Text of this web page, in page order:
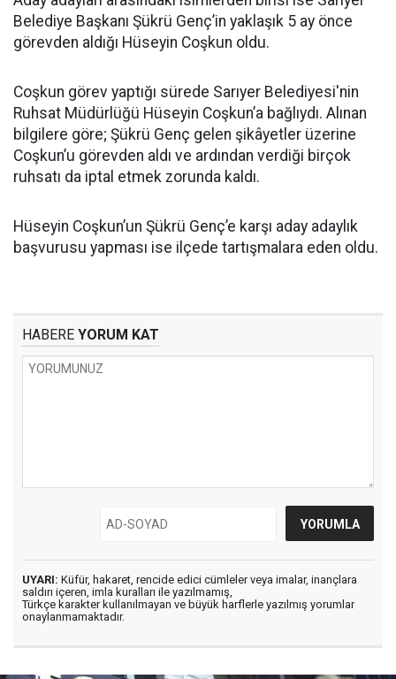
Belediye Başkanı Şükrü Genç’in yaklaşık 5 ay önce
görevden aldığı Hüseyin Coşkun oldu.
Coşkun görev yaptığı sürede Sarıyer Belediyesi'nin
Ruhsat Müdürlüğü Hüseyin Coşkun’a bağlıydı. Alınan
bilgilere göre; Şükrü Genç gelen şikâyetler üzerine
Coşkun’u görevden aldı ve ardından verdiği birçok
ruhsatı da iptal etmek zorunda kaldı.
Hüseyin Coşkun’un Şükrü Genç’e karşı aday adaylık
başvurusu yapması ise ilçede tartışmalara eden oldu.
HABERE YORUM KAT
UYARI: Küfür, hakaret, rencide edici cümleler veya imalar, inançlara
saldırı içeren, imla kuralları ile yazılmamış,
Türkçe karakter kullanılmayan ve büyük harflerle yazılmış yorumlar
onaylanmamaktadır.